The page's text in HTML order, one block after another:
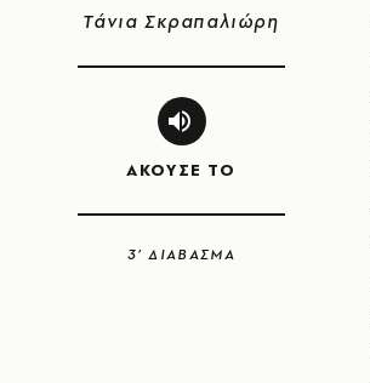
Τάνια Σκραπαλιώρη
ΑΚΟΥΣΕ ΤΟ
3’ ΔΙΑΒΑΣΜΑ